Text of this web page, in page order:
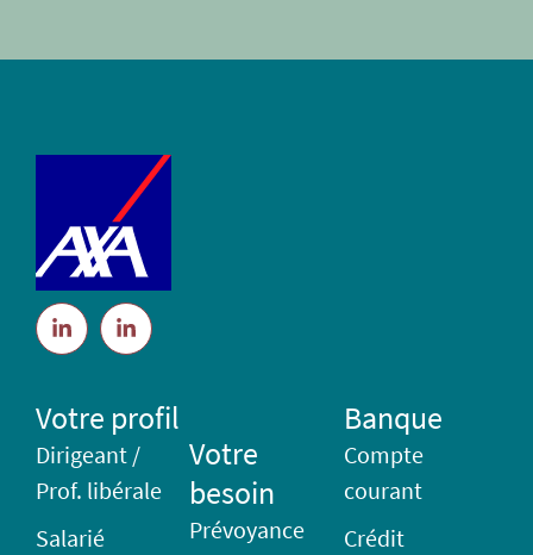
Votre profil
Dirigeant /
Prof. libérale
Salarié
Votre
besoin
Prévoyance
Banque
Compte
courant
Crédit